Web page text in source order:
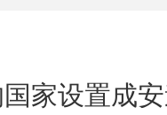
家设置成